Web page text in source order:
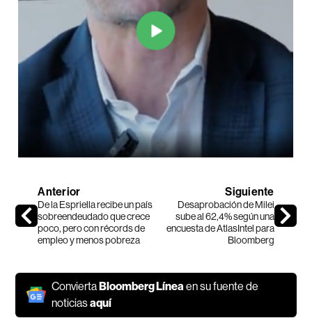
Anterior
De la Espriella recibe un país
sobreendeudado que crece
poco, pero con récords de
empleo y menos pobreza
Siguiente
Desaprobación de Milei
sube al 62,4% según una
encuesta de AtlasIntel para
Bloomberg
ConviertaBloomberg Línea en su fuente de
noticiasaquí